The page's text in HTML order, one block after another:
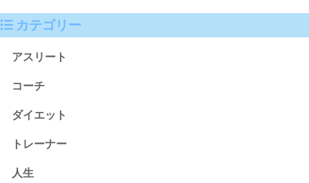
カテゴリー
アスリート
コーチ
ダイエット
トレーナー
人生